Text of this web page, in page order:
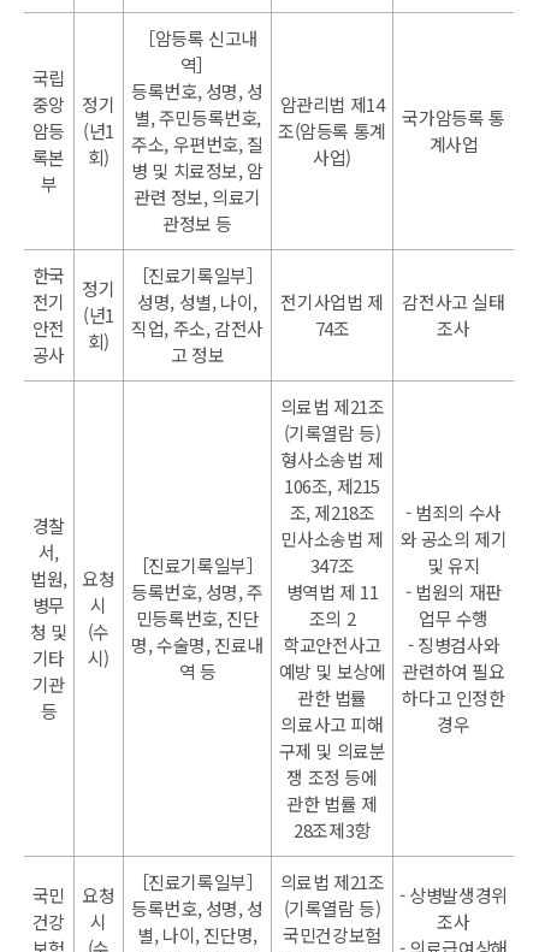
국립
중앙
암등
록본
부
정기
(년1
회)
［암등록 신고내
역］
등록번호, 성명, 성
별, 주민등록번호,
주소, 우편번호, 질
병 및 치료정보, 암
관련 정보, 의료기
관정보 등
암관리법 제14
조(암등록 통계
사업)
국가암등록 통
계사업
한국
전기
안전
공사
정기
(년1
회)
［진료기록일부］
성명, 성별, 나이,
직업, 주소, 감전사
고 정보
전기사업법 제
74조
감전사고 실태
조사
경찰
서,
법원,
병무
청 및
기타
기관
등
요청
시
(수
시)
［진료기록일부］
등록번호, 성명, 주
민등록번호, 진단
명, 수술명, 진료내
역 등
의료법 제21조
(기록열람 등)
형사소송법 제
106조, 제215
조, 제218조
민사소송법 제
347조
병역법 제 11
조의 2
학교안전사고
예방 및 보상에
관한 법률
의료사고 피해
구제 및 의료분
쟁 조정 등에
관한 법률 제
28조제3항
- 범죄의 수사
와 공소의 제기
및 유지
- 법원의 재판
업무 수행
- 징병검사와
관련하여 필요
하다고 인정한
경우
국민
건강
요청
시
［진료기록일부］
등록번호, 성명, 성
별, 나이, 진단명,
의료법 제21조
(기록열람 등)
국민건강보험
- 상병발생경위
조사